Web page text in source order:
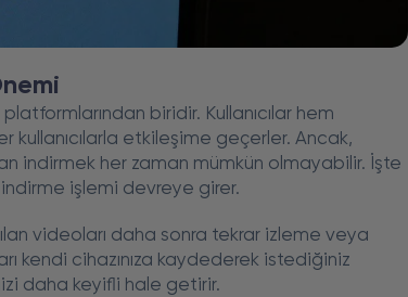
biridir. Kullanıcılar hem
etkileşime geçerler. Ancak,
indirmek her zaman mümkün olmayabilir. İşte
işlemi devreye girer.
videoları daha sonra tekrar izleme veya
kendi cihazınıza kaydederek istediğiniz
daha keyifli hale getirir.